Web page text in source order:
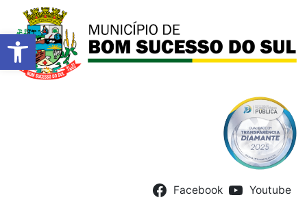
Barra de Ferramentas
Facebook Youtube